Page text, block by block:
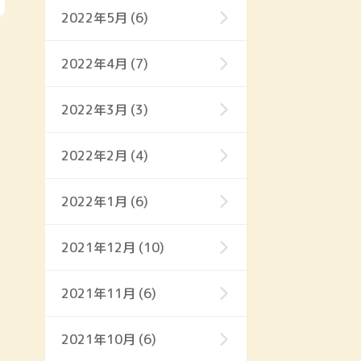
2022年5月 (6)
2022年4月 (7)
2022年3月 (3)
2022年2月 (4)
2022年1月 (6)
2021年12月 (10)
2021年11月 (6)
2021年10月 (6)